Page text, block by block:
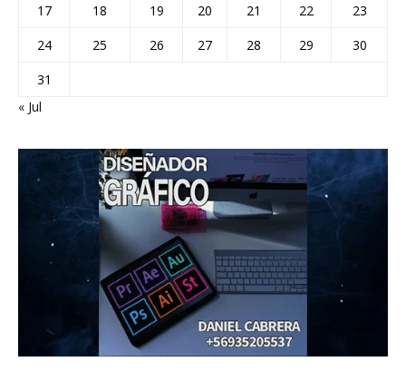
17
18 19 20 21 22
23
24
25 26 27 28 29
30
31
« Jul